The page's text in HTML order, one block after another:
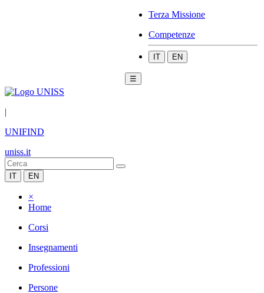
Terza Missione
Competenze
IT EN
☰
|
UNIFIND
uniss.it
IT EN
×
Home
Corsi
Insegnamenti
Professioni
Persone